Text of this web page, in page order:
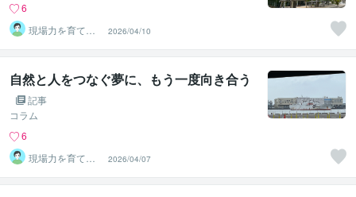
6
現場力を育てる
傾聴ﾄﾚｰﾅｰ おー
ちゃん
2026/04/10
自然と人をつなぐ夢に、もう一度向き合う
記事
コラム
6
現場力を育てる
傾聴ﾄﾚｰﾅｰ おー
ちゃん
2026/04/07